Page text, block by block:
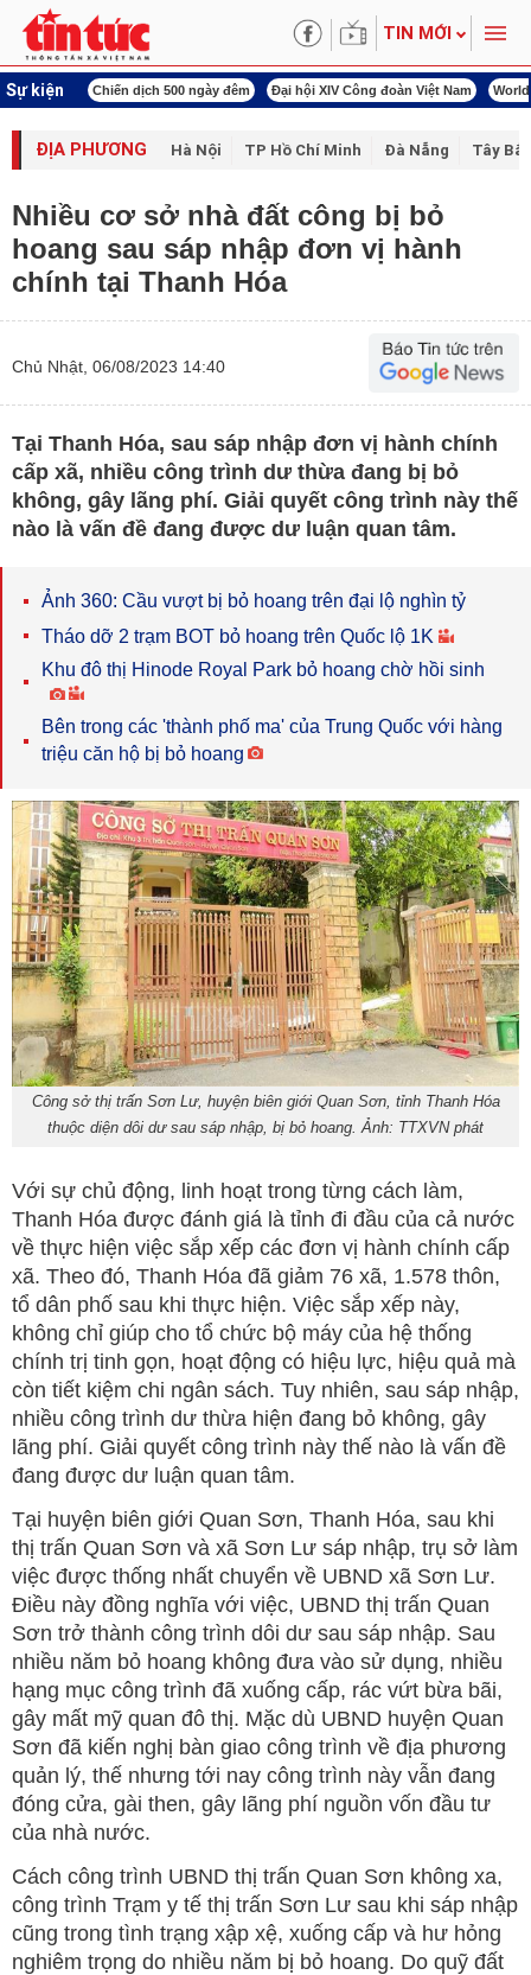
TIN MỚI
Sự kiện
mạng Chiến dịch 500 ngày đêm Đại hội XIV Công đoàn Việt Nam
ĐỊA PHƯƠNG Hà Nội TP Hồ Chí Minh Đà Nẵng Tây
Nhiều cơ sở nhà đất công bị bỏ
hoang sau sáp nhập đơn vị hành
chính tại Thanh Hóa
Chủ Nhật, 06/08/2023 14:40
Tại Thanh Hóa, sau sáp nhập đơn vị hành chính
cấp xã, nhiều công trình dư thừa đang bị bỏ
không, gây lãng phí. Giải quyết công trình này thế
nào là vấn đề đang được dư luận quan tâm.
Ảnh 360: Cầu vượt bị bỏ hoang trên đại lộ nghìn tỷ
Tháo dỡ 2 trạm BOT bỏ hoang trên Quốc lộ 1K
Khu đô thị Hinode Royal Park bỏ hoang chờ hồi sinh
Bên trong các 'thành phố ma' của Trung Quốc với hàng
triệu căn hộ bị bỏ hoang
Công sở thị trấn Sơn Lư, huyện biên giới Quan Sơn, tỉnh Thanh Hóa
thuộc diện dôi dư sau sáp nhập, bị bỏ hoang. Ảnh: TTXVN phát
Với sự chủ động, linh hoạt trong từng cách làm,
Thanh Hóa được đánh giá là tỉnh đi đầu của cả nước
về thực hiện việc sắp xếp các đơn vị hành chính cấp
xã. Theo đó, Thanh Hóa đã giảm 76 xã, 1.578 thôn,
tổ dân phố sau khi thực hiện. Việc sắp xếp này,
không chỉ giúp cho tổ chức bộ máy của hệ thống
chính trị tinh gọn, hoạt động có hiệu lực, hiệu quả mà
còn tiết kiệm chi ngân sách. Tuy nhiên, sau sáp nhập,
nhiều công trình dư thừa hiện đang bỏ không, gây
lãng phí. Giải quyết công trình này thế nào là vấn đề
đang được dư luận quan tâm.
Tại huyện biên giới Quan Sơn, Thanh Hóa, sau khi
thị trấn Quan Sơn và xã Sơn Lư sáp nhập, trụ sở làm
việc được thống nhất chuyển về UBND xã Sơn Lư.
Điều này đồng nghĩa với việc, UBND thị trấn Quan
Sơn trở thành công trình dôi dư sau sáp nhập. Sau
nhiều năm bỏ hoang không đưa vào sử dụng, nhiều
hạng mục công trình đã xuống cấp, rác vứt bừa bãi,
gây mất mỹ quan đô thị. Mặc dù UBND huyện Quan
Sơn đã kiến nghị bàn giao công trình về địa phương
quản lý, thế nhưng tới nay công trình này vẫn đang
đóng cửa, gài then, gây lãng phí nguồn vốn đầu tư
của nhà nước.
Cách công trình UBND thị trấn Quan Sơn không xa,
công trình Trạm y tế thị trấn Sơn Lư sau khi sáp nhập
cũng trong tình trạng xập xệ, xuống cấp và hư hỏng
nghiêm trọng do nhiều năm bị bỏ hoang. Do quỹ đất